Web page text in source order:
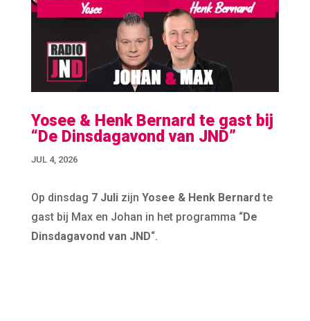
Yosee & Henk Bernard te gast bij
“De Dinsdagavond van JND”
JUL 4, 2026
Op dinsdag 7 Julizijn Yosee & Henk Bernardte
gast bij Max en Johan in het programma “De
Dinsdagavond van JND“.